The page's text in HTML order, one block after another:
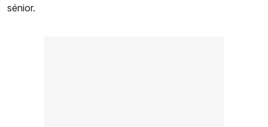
sénior.